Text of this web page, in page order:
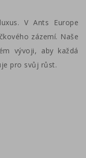
V Ants Europe
zázemí. Naše
vývoji, aby každá
pro svůj růst.